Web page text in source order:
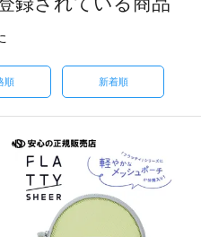
順 新着順